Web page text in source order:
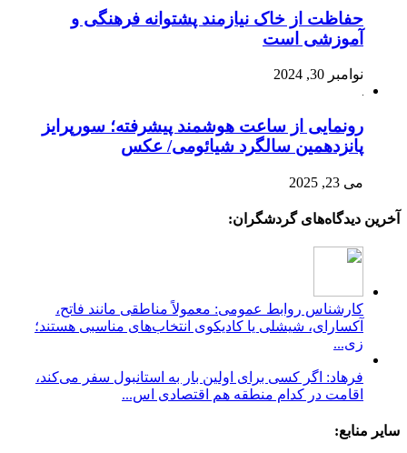
حفاظت از خاک نیازمند پشتوانه فرهنگی و
آموزشی است
نوامبر 30, 2024
رونمایی از ساعت هوشمند پیشرفته؛ سورپرایز
پانزدهمین سالگرد شیائومی/ عکس
می 23, 2025
آخرین دیدگاه‌های گردشگران:
کارشناس روابط عمومی: معمولاً مناطقی مانند فاتح،
آکسارای، شیشلی یا کادیکوی انتخاب‌های مناسبی هستند؛
زی...
فرهاد: اگر کسی برای اولین بار به استانبول سفر می‌کند،
اقامت در کدام منطقه هم اقتصادی اس...
سایر منابع: